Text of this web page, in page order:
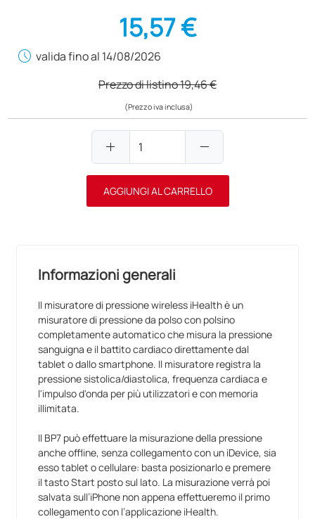
15,57 €
schedule valida fino al 14/08/2026
Prezzo di listino19,46 €
(Prezzo iva inclusa)
add remove
AGGIUNGI AL CARRELLO
Informazioni generali
Il misuratore di pressione wireless iHealth è un
misuratore di pressione da polso con polsino
completamente automatico che misura la pressione
sanguigna e il battito cardiaco direttamente dal
tablet o dallo smartphone. Il misuratore registra la
pressione sistolica/diastolica, frequenza cardiaca e
l'impulso d'onda per più utilizzatori e con memoria
illimitata.
Il BP7 può effettuare la misurazione della pressione
anche offline, senza collegamento con un iDevice, sia
esso tablet o cellulare: basta posizionarlo e premere
il tasto Start posto sul lato. La misurazione verrà poi
salvata sull’iPhone non appena effettueremo il primo
collegamento con l’applicazione iHealth.